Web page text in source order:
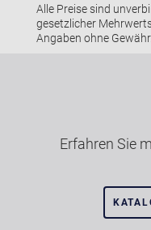
Alle Preise sind
gesetzlicher
Angaben ohne Gewähr.
Erfahren Sie